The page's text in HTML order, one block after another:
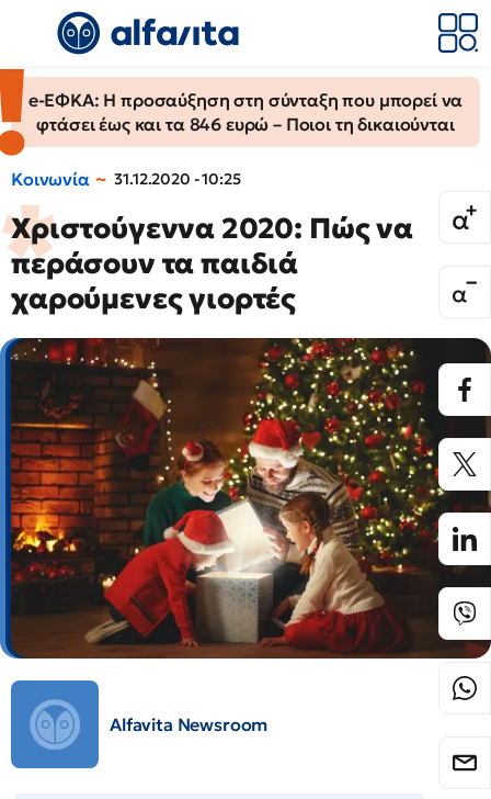
e-ΕΦΚΑ: Η προσαύξηση στη σύνταξη που μπορεί να
φτάσει έως και τα 846 ευρώ – Ποιοι τη δικαιούνται
Κοινωνία 31.12.2020 - 10:25
Χριστούγεννα 2020: Πώς να
περάσουν τα παιδιά
χαρούμενες γιορτές
Alfavita Newsroom